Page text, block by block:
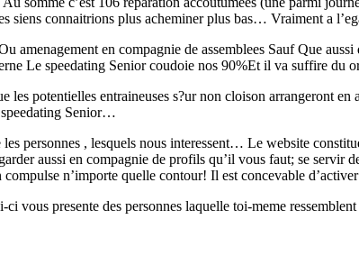
siens connaitrions plus acheminer plus bas… Vraiment a
en compagnie de assemblees Sauf Que
Le speedating Senior coudoie nos 90%Et il va suffire
potentielles entraineuses s?ur non cloison arrangeront
speedating Senior…
personnes , lesquels nous interessent… Le website
aussi en compagnie de profils qu’il vous faut; se servir
n’importe quelle contour! Il est concevable
vous presente des personnes laquelle toi-meme